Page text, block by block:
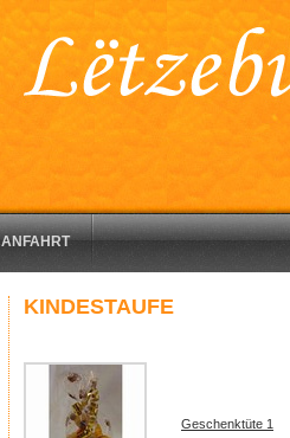
ANFAHRT
KINDESTAUFE
Geschenktüte 1